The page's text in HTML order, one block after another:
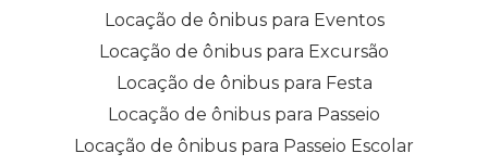
Locação de ônibus para Eventos
Locação de ônibus para Excursão
Locação de ônibus para Festa
Locação de ônibus para Passeio
Locação de ônibus para Passeio Escolar